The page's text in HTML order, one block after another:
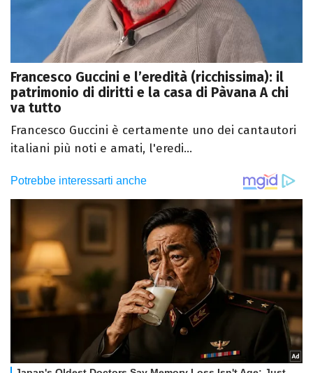
Francesco Guccini e l’eredità (ricchissima): il
patrimonio di diritti e la casa di Pàvana A chi
va tutto
Francesco Guccini è certamente uno dei cantautori
italiani più noti e amati, l'eredi...